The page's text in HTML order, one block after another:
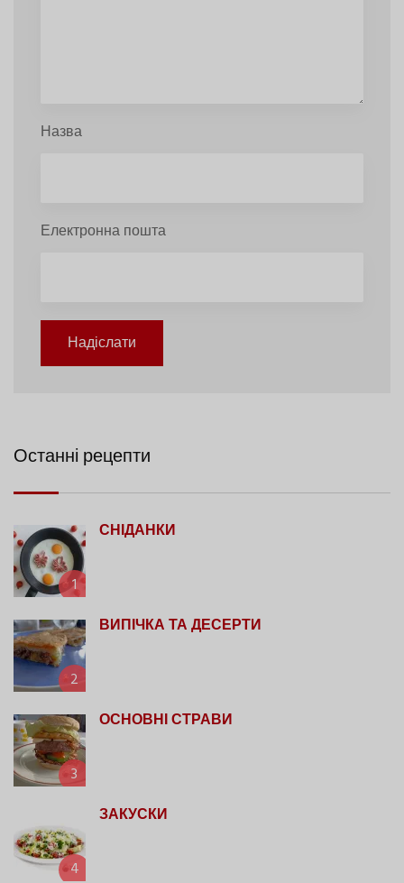
Назва
Електронна пошта
Надіслати
Останні рецепти
1
СНІДАНКИ
2
ВИПІЧКА ТА ДЕСЕРТИ
3
ОСНОВНІ СТРАВИ
4
ЗАКУСКИ